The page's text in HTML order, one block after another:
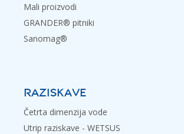
Mali proizvodi
GRANDER® pitniki
Sanomag®
RAZISKAVE
Četrta dimenzija vode
Utrip raziskave - WETSUS